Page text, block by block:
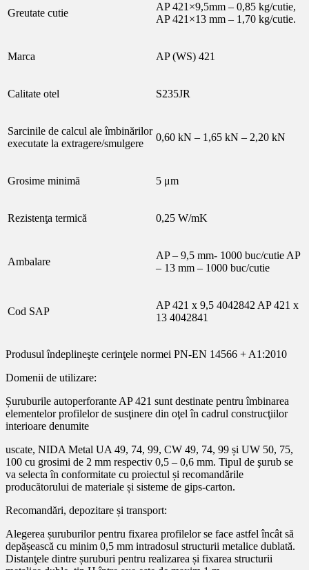
Greutate cutie
AP 421×9,5mm – 0,85 kg/cutie,
AP 421×13 mm – 1,70 kg/cutie.
Marca AP (WS) 421
Calitate otel S235JR
Sarcinile de calcul ale îmbinărilor
executate la extragere/smulgere
0,60 kN – 1,65 kN – 2,20 kN
Grosime minimă 5 μm
Rezistenţa termică 0,25 W/mK
Ambalare
AP – 9,5 mm- 1000 buc/cutie AP
– 13 mm – 1000 buc/cutie
Cod SAP
AP 421 x 9,5 4042842 AP 421 x
13 4042841
Produsul îndeplineşte cerinţele normei PN-EN 14566 + A1:2010
Domenii de utilizare:
Șuruburile autoperforante AP 421 sunt destinate pentru îmbinarea
elementelor profilelor de susţinere din oţel în cadrul construcţiilor
interioare denumite
uscate, NIDA Metal UA 49, 74, 99, CW 49, 74, 99 și UW 50, 75,
100 cu grosimi de 2 mm respectiv 0,5 – 0,6 mm. Tipul de şurub se
va selecta în conformitate cu proiectul și recomandările
producătorului de materiale și sisteme de gips-carton.
Recomandări, depozitare și transport:
Alegerea șuruburilor pentru fixarea profilelor se face astfel încât să
depășească cu minim 0,5 mm intradosul structurii metalice dublată.
Distanţele dintre șuruburi pentru realizarea și fixarea structurii